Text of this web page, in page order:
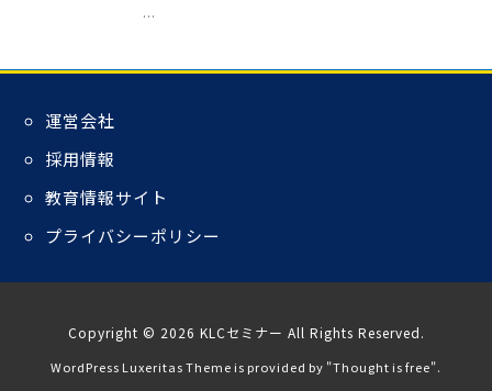
...
運営会社
採用情報
教育情報サイト
プライバシーポリシー
Copyright © 2026 KLCセミナー All Rights Reserved.
WordPress Luxeritas Theme is provided by "Thought is free".